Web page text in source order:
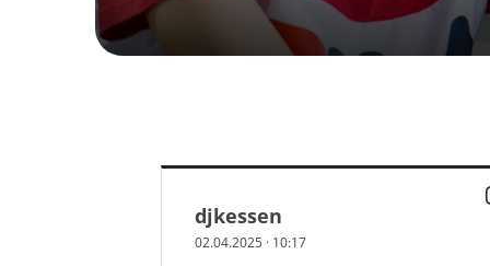
djkessen
02.04.2025 · 10:17
Geschäftsstelle